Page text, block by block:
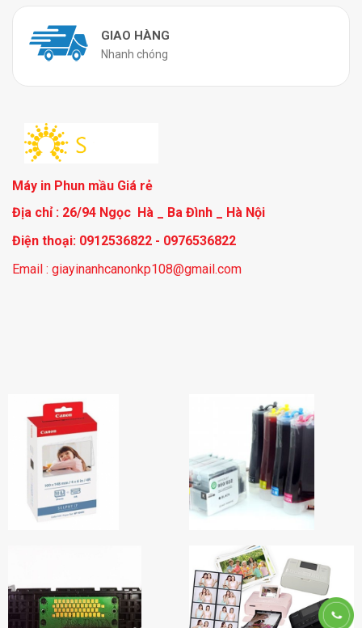
GIAO HÀNG
Nhanh chóng
Máy in Phun mầu Giá rẻ
Địa chỉ : 26/94 Ngọc Hà _ Ba Đình _ Hà Nội
Điện thoại: 0912536822 - 0976536822
Email : giayinanhcanonkp108@gmail.com